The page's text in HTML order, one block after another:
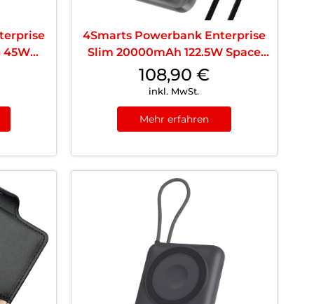
45W
4Smarts Powerbank Enterprise
Slim 20000mAh 122.5W Space
Grey
108,90 €
inkl. MwSt.
Mehr erfahren